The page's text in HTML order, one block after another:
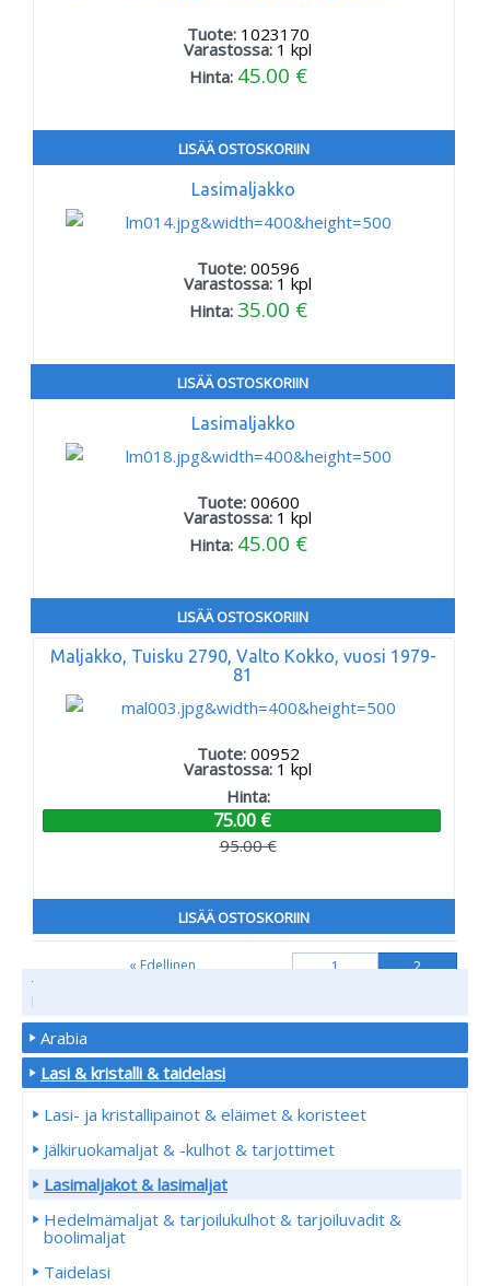
Tuote: 1023170
Varastossa: 1 kpl
Hinta: 45.00 €
LISÄÄ OSTOSKORIIN
Lasimaljakko
Tuote: 00596
Varastossa: 1 kpl
Hinta: 35.00 €
LISÄÄ OSTOSKORIIN
Lasimaljakko
Tuote: 00600
Varastossa: 1 kpl
Hinta: 45.00 €
LISÄÄ OSTOSKORIIN
Maljakko, Tuisku 2790, Valto Kokko, vuosi 1979-
81
Tuote: 00952
Varastossa: 1 kpl
Hinta:
75.00 €
95.00 €
LISÄÄ OSTOSKORIIN
« Edellinen 1 2
TUOTE
RYHMÄT
Arabia
Lasi & kristalli & taidelasi
Lasi- ja kristallipainot & eläimet & koristeet
Jälkiruokamaljat & -kulhot & tarjottimet
Lasimaljakot & lasimaljat
Hedelmämaljat & tarjoilukulhot & tarjoiluvadit &
boolimaljat
Taidelasi